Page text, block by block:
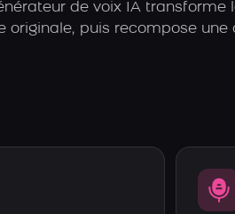
de voix IA
originale, puis recompose une